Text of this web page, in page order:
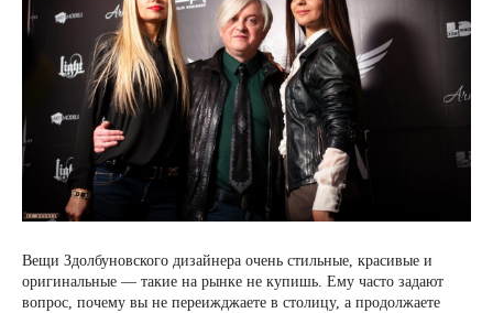
Вещи Здолбуновского дизайнера очень стильные, красивые и
оригинальные — такие на рынке не купишь. Ему часто задают
вопрос, почему вы не переижджаете в столицу, а продолжаете